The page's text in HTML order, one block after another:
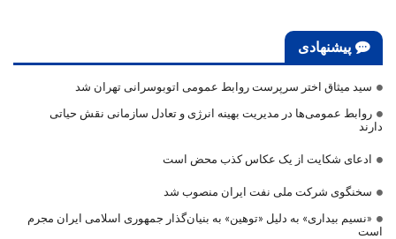
پیشنهادی
سید میثاق اختر سرپرست روابط عمومی اتوبوسرانی تهران شد
روابط عمومی‌ها در مدیریت بهینه انرژی و تعادل سازمانی نقش حیاتی
دارند
ادعای شکایت از یک عکاس کذب محض است
سخنگوی شرکت ملی نفت ایران منصوب شد
«نسیم بیداری» به دلیل «توهین» به بنیان‌گذار جمهوری اسلامی ایران مجرم
است